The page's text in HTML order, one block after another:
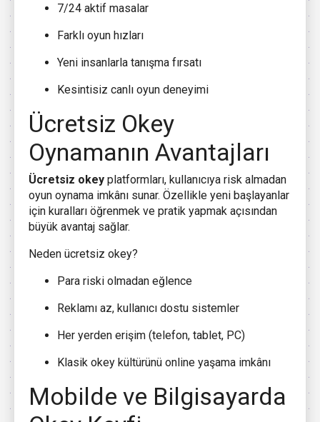
7/24 aktif masalar
Farklı oyun hızları
Yeni insanlarla tanışma fırsatı
Kesintisiz canlı oyun deneyimi
Ücretsiz Okey
Oynamanın Avantajları
Ücretsiz okey platformları, kullanıcıya risk almadan
oyun oynama imkânı sunar. Özellikle yeni başlayanlar
için kuralları öğrenmek ve pratik yapmak açısından
büyük avantaj sağlar.
Neden ücretsiz okey?
Para riski olmadan eğlence
Reklamı az, kullanıcı dostu sistemler
Her yerden erişim (telefon, tablet, PC)
Klasik okey kültürünü online yaşama imkânı
Mobilde ve Bilgisayarda